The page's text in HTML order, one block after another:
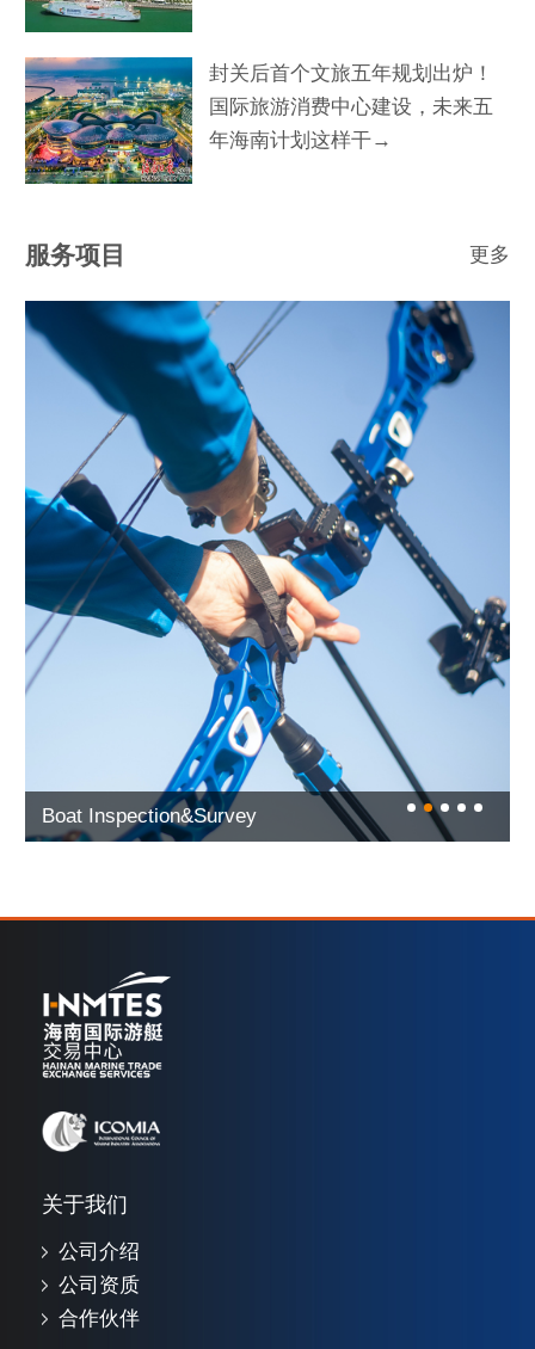
封关后首个文旅五年规划出炉！
国际旅游消费中心建设，未来五
年海南计划这样干→
服务项目 更多
Boat Inspection&Survey
关于我们
公司介绍
公司资质
合作伙伴